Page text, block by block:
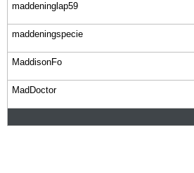
maddeninglap59
maddeningspecie
MaddisonFo
MadDoctor